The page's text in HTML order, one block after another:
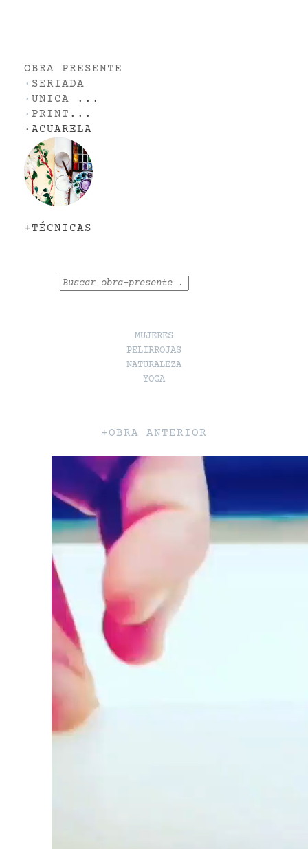
OBRA PRESENTE
· SERIADA
· UNICA ...
· PRINT ...
· ACUARELA
+TÉCNICAS
MUJERES
PELIRROJAS
NATURALEZA
YOGA
+OBRA ANTERIOR